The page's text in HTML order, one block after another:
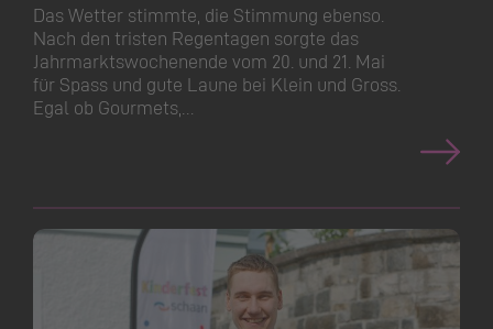
Das Wetter stimmte, die Stimmung ebenso.
Nach den tristen Regentagen sorgte das
Jahrmarkt­swo­chenende vom 20. und 21. Mai
für Spass und gute Laune bei Klein und Gross.
Egal ob Gourmets,…